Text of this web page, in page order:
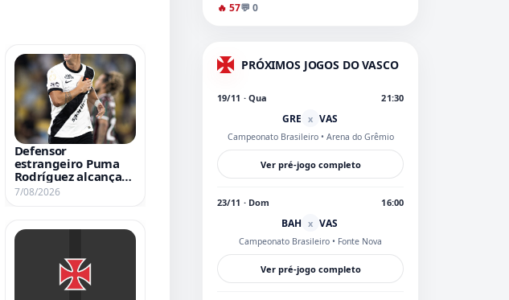
Defensor
estrangeiro Puma
Rodríguez alcança
marca histórica de
7/08/2026
🔥 57💬 0
PRÓXIMOS JOGOS DO VASCO
19/11 · Qua 21:30
GRE x VAS
Campeonato Brasileiro • Arena do Grêmio
Ver pré-jogo completo
23/11 · Dom 16:00
BAH x VAS
Campeonato Brasileiro • Fonte Nova
Ver pré-jogo completo